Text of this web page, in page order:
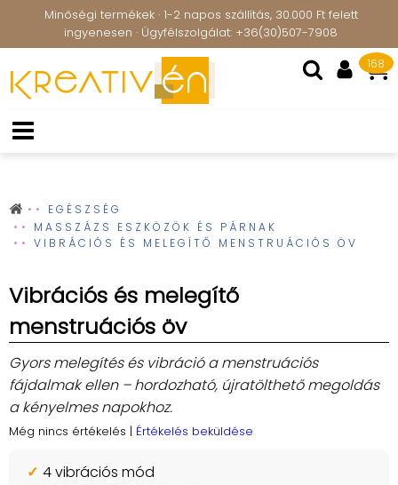
Minőségi termékek · 1-2 napos szállítás, 30.000 Ft felett
ingyenesen · Ügyfélszolgálat: +36(30)507-7908
168
EGÉSZSÉG
MASSZÁZS ESZKÖZÖK ÉS PÁRNAK
VIBRÁCIÓS ÉS MELEGÍTŐ MENSTRUÁCIÓS ÖV
Vibrációs és melegítő
menstruációs öv
Gyors melegítés és vibráció a menstruációs
fájdalmak ellen – hordozható, újratölthető megoldás
a kényelmes napokhoz.
Még nincs értékelés | Értékelés beküldése
4 vibrációs mód